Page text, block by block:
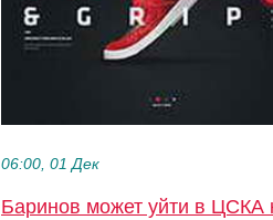
06:00, 01 Дек
Баринов может уйти в ЦСКА